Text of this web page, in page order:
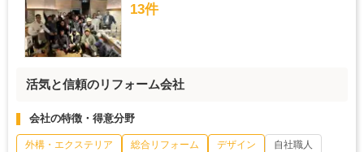
13件
活気と信頼のリフォーム会社
会社の特徴・得意分野
外構・エクステリア 総合リフォーム デザイン
自社職人